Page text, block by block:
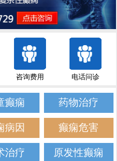
咨询费用 电话问诊
癫痫 药物治疗
病因 癫痫危害
治疗 原发性癫痫